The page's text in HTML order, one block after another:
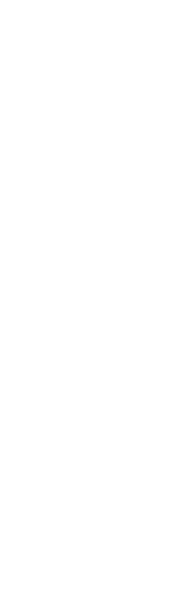
statuto
tra Stato
ordinario
ministri
della
ottenere
Regioni